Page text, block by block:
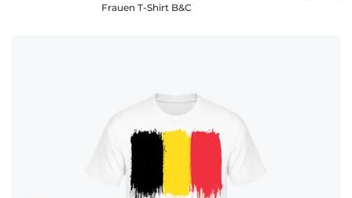
Frauen T-Shirt B&C